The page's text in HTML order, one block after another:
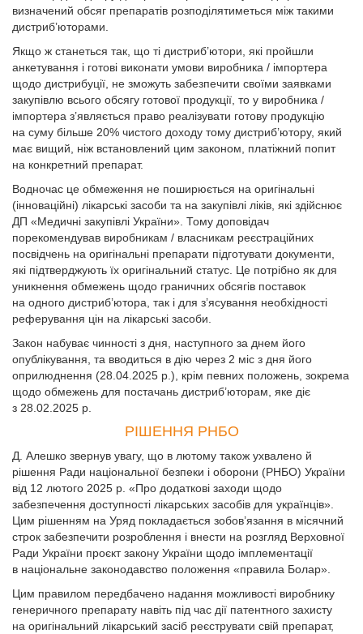
визначений обсяг препаратів розподілятиметься між такими
дистриб’юторами.
Якщо ж станеться так, що ті дистриб’ютори, які пройшли
анкетування і готові виконати умови виробника / імпортера
щодо дистрибуції, не зможуть забезпечити своїми заявками
закупівлю всього обсягу готової продукції, то у виробника /
імпортера з’являється право реалізувати готову продукцію
на суму більше 20% чистого доходу тому дистриб’ютору, який
має вищий, ніж встановлений цим законом, платіжний попит
на конкретний препарат.
Водночас це обмеження не поширюється на оригінальні
(інноваційні) лікарські засоби та на закупівлі ліків, які здійснює
ДП «Медичні закупівлі України». Тому доповідач
порекомендував виробникам / власникам реєстраційних
посвідчень на оригінальні препарати підготувати документи,
які підтверджують їх оригінальний статус. Це потрібно як для
уникнення обмежень щодо граничних обсягів поставок
на одного дистриб’ютора, так і для з’ясування необхідності
реферування цін на лікарські засоби.
Закон набуває чинності з дня, наступного за днем його
опублікування, та вводиться в дію через 2 міс з дня його
оприлюднення (28.04.2025 р.), крім певних положень, зокрема
щодо обмежень для постачань дистриб’юторам, яке діє
з 28.02.2025 р.
РІШЕННЯ РНБО
Д. Алешко звернув увагу, що в лютому також ухвалено й
рішення Ради національної безпеки і оборони (РНБО) України
від 12 лютого 2025 р. «Про додаткові заходи щодо
забезпечення доступності лікарських засобів для українців».
Цим рішенням на Уряд покладається зобов’язання в місячний
строк забезпечити розроблення і внести на розгляд Верховної
Ради України проєкт закону України щодо імплементації
в національне законодавство положення «правила Болар».
Цим правилом передбачено надання можливості виробнику
генеричного препарату навіть під час дії патентного захисту
на оригінальний лікарський засіб реєструвати свій препарат,